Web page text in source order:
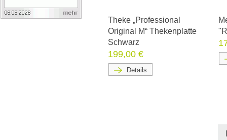
Theke „Professional
Original M“ Thekenplatte
Schwarz
199,00 €
Details